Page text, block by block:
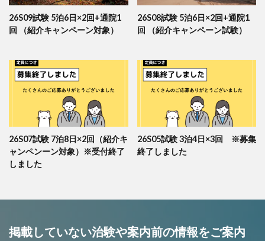
26S09試験 5泊6日×2回+通院1
回 （紹介キャンペーン対象）
26S08試験 5泊6日×2回+通院1
回 （紹介キャンペーン試験）
26S07試験 7泊8日×2回（紹介キ
ャンペンーン対象）※受付終了
しました
26S05試験 3泊4日×3回 ※募集
終了しました
掲載していない治験や案内前の情報をご案内